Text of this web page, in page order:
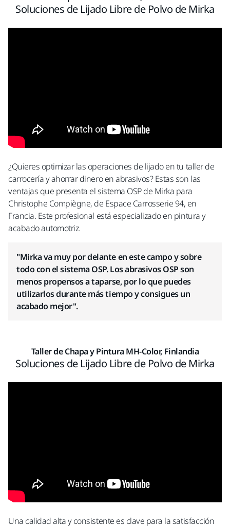
Soluciones de Lijado Libre de Polvo de Mirka
¿Quieres optimizar las operaciones de lijado en tu taller de
carrocería y ahorrar dinero en abrasivos? Estas son las
ventajas que presenta el sistema OSP de Mirka para
Christophe Compiègne, de Espace Carrosserie 94, en
Francia. Este profesional está especializado en pintura y
acabado automotriz.
"Mirka va muy por delante en este campo y sobre
todo con el sistema OSP. Los abrasivos OSP son
menos propensos a taparse, por lo que puedes
utilizarlos durante más tiempo y consigues un
acabado mejor".
Taller de Chapa y Pintura MH-Color, Finlandia
Soluciones de Lijado Libre de Polvo de Mirka
Una calidad alta y consistente es clave para la satisfacción